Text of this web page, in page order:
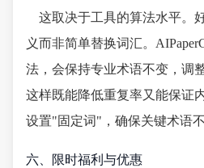
这取决于工具的算法水平。
义而非简单替换词汇。
法，会保持专业术语不变，调
这样既能降低重复率又能保证
设置"固定词"，确保关键术语不
六、限时福利与优惠